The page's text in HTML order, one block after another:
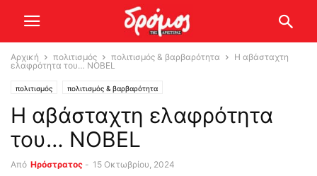
Αρχική πολιτισμός πολιτισμός & βαρβαρότητα
Η αβάσταχτη
ελαφρότητα του… ΝOBEL
πολιτισμός πολιτισμός & βαρβαρότητα
Η αβάσταχτη ελαφρότητα
του… ΝOBEL
Από Ηρόστρατος - 15 Οκτωβρίου, 2024